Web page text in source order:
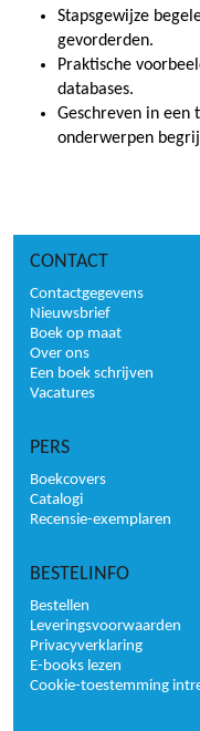
Stapsgewijze
gevorderden.
Praktische
databases.
Geschreven in een
onderwerpen
CONTACT
Contactgegevens
Nieuwsbrief
Boek op maat
Over ons
Een boek schrijven
Vacatures
PERS
Boekcovers
Catalogi
Recensie-exemplaren
BESTELINFO
Bestellen
Leveringsvoorwaarden
Privacyverklaring
E-books lezen
Cookie-toestemming